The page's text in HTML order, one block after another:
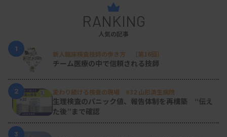
RANKING
人気の記事
1
新人臨床検査技師の歩き方 ［第16回］
チーム医療の中で信頼される技師
2 変わり続ける検査の現場 #32 山形済生病院
生理検査のパニック値、報告体制を再構築 “伝え
た後”まで確認
3